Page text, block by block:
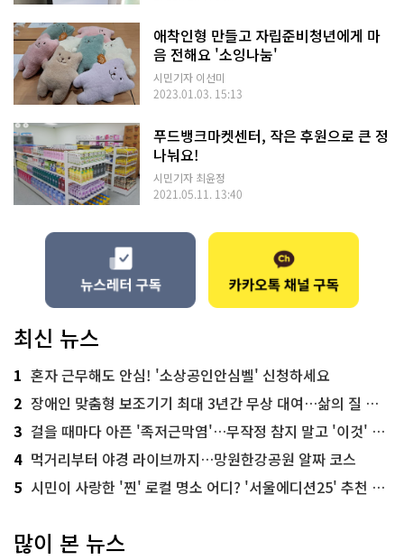
애착인형 만들고 자립준비청년에게 마
음 전해요 '소잉나눔'
시민기자 이선미
2023.01.03. 15:13
푸드뱅크마켓센터, 작은 후원으로 큰 정
나눠요!
시민기자 최윤정
2021.05.11. 13:40
최신 뉴스
1 혼자 근무해도 안심! '소상공인안심벨' 신청하세요
2 장애인 맞춤형 보조기기 최대 3년간 무상 대여…삶의 질 높인다
3 걸을 때마다 아픈 '족저근막염'…무작정 참지 말고 '이것' 해보세요!
4 먹거리부터 야경 라이브까지…망원한강공원 알짜 코스
5 시민이 사랑한 '찐' 로컬 명소 어디? '서울에디션25' 추천 코스
많이 본 뉴스